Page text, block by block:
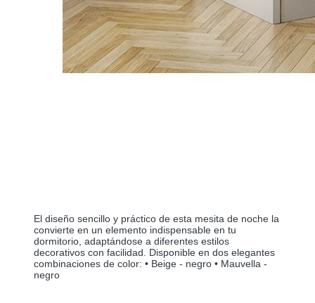
El diseño sencillo y práctico de esta mesita de noche la
convierte en un elemento indispensable en tu
dormitorio, adaptándose a diferentes estilos
decorativos con facilidad. Disponible en dos elegantes
combinaciones de color: • Beige - negro • Mauvella -
negro